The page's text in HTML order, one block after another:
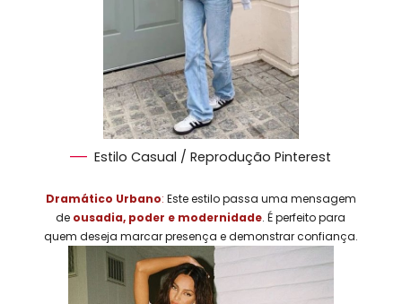
Estilo Casual / Reprodução Pinterest
Dramático Urbano: Este estilo passa uma mensagem
de ousadia, poder e modernidade. É perfeito para
quem deseja marcar presença e demonstrar confiança.